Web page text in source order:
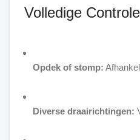
Volledige
Opdek of stomp:
Diverse draairichtingen: